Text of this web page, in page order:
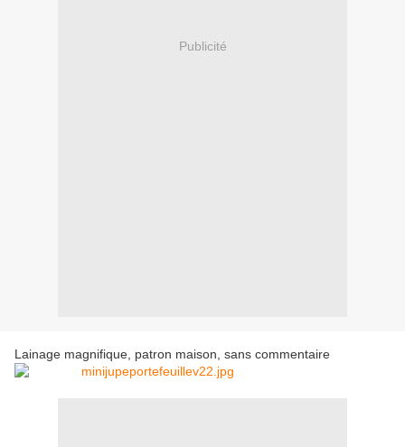
Publicité
Lainage magnifique, patron maison, sans commentaire